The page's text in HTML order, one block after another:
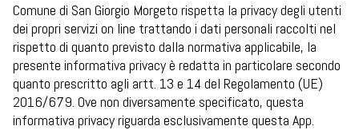
Comune di San Giorgio Morgeto rispetta la privacy degli utenti
dei propri servizi on line trattando i dati personali raccolti nel
rispetto di quanto previsto dalla normativa applicabile, la
presente informativa privacy è redatta in particolare secondo
quanto prescritto agli artt. 13 e 14 del Regolamento (UE)
2016/679. Ove non diversamente specificato, questa
informativa privacy riguarda esclusivamente questa App.